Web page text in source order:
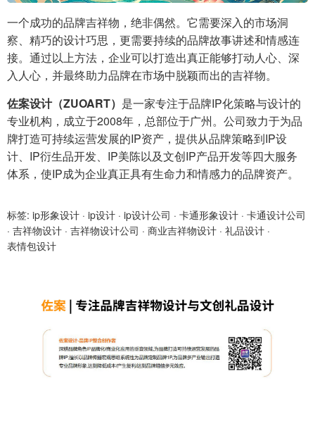
一个成功的品牌吉祥物，绝非偶然。它需要深入的市场洞
察、精巧的设计巧思，更需要持续的品牌故事讲述和情感连
接。通过以上方法，企业可以打造出真正能够打动人心、深
入人心，并最终助力品牌在市场中脱颖而出的吉祥物。
佐案设计（ZUOART） 是一家专注于品牌IP化策略与设计的
专业机构，成立于2008年，总部位于广州。公司致力于为品
牌打造可持续运营发展的IP资产，提供从品牌策略到IP设
计、IP衍生品开发、IP美陈以及文创IP产品开发等四大服务
体系，使IP成为企业真正具有生命力和情感力的品牌资产。
标签: ip形象设计 · ip设计 · ip设计公司 · 卡通形象设计 · 卡通设计公司
· 吉祥物设计 · 吉祥物设计公司 · 商业吉祥物设计 · 礼品设计 ·
表情包设计